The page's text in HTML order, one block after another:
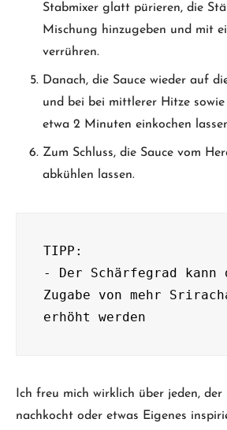
Stabmixer glatt pürieren, die
Mischung hinzugeben und mit
verrühren.
Danach, die Sauce wieder auf
und bei bei mittlerer Hitze
etwa 2 Minuten einkochen
Zum Schluss, die Sauce vom
abkühlen lassen.
TIPP:
- Der Schärfegrad kann
Zugabe von mehr
erhöht werden
Ich freu mich wirklich über jeden, der
nachkocht oder etwas Eigenes